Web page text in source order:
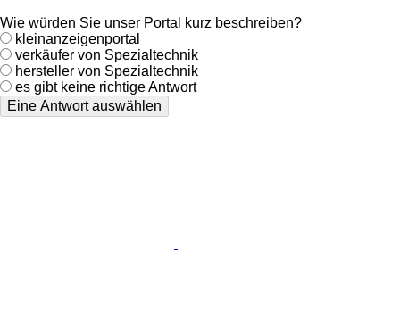
Wie würden Sie unser Portal kurz beschreiben?
kleinanzeigenportal
verkäufer von Spezialtechnik
hersteller von Spezialtechnik
es gibt keine richtige Antwort
Eine Antwort auswählen